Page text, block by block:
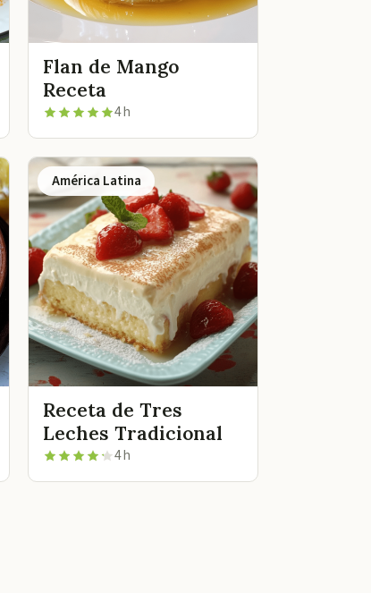
Flan de Mango
Receta
4 h
América Latina
Receta de Tres
Leches Tradicional
4 h